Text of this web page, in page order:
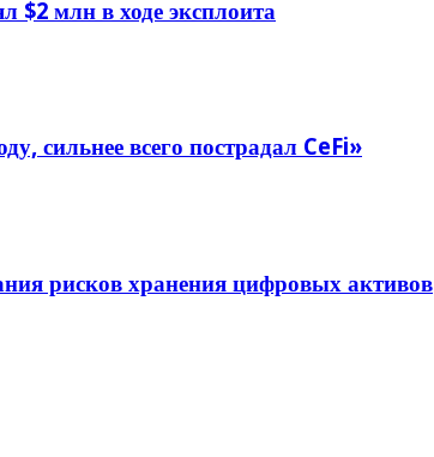
$2 млн в ходе эксплоита
сильнее всего пострадал CeFi»
рисков хранения цифровых активов